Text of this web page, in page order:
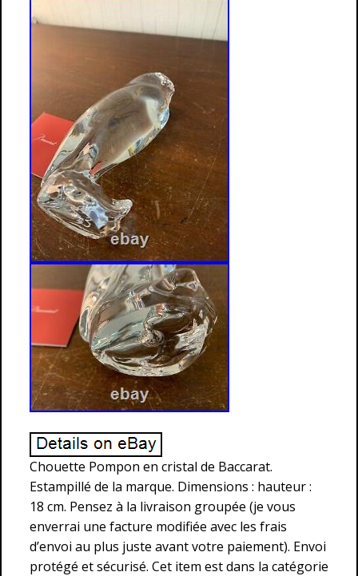
Chouette Pompon en cristal de Baccarat.
Estampillé de la marque. Dimensions : hauteur :
18 cm. Pensez à la livraison groupée (je vous
enverrai une facture modifiée avec les frais
d’envoi au plus juste avant votre paiement). Envoi
protégé et sécurisé. Cet item est dans la catégorie